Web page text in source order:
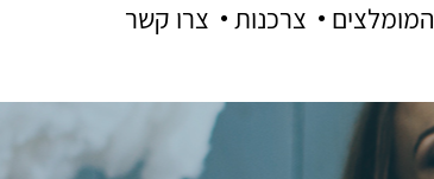
צרו קשר צרכנות המומלצים